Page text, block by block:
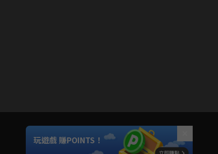
Unmute
如有不便請見諒
玩遊戲 賺POINTS！